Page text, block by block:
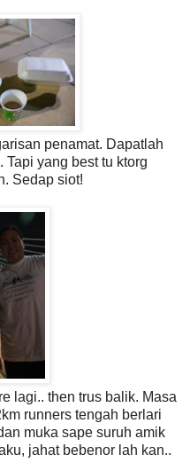
penamat. Dapatlah
yang best tu ktorg
Sedap siot!
lagi.. then trus balik. Masa
runners tengah berlari
muka sape suruh amik
jahat bebenor lah kan..